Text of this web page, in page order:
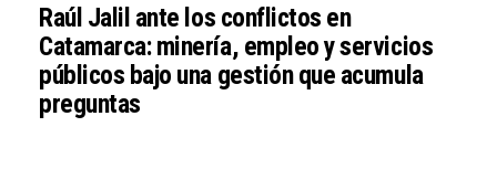
Raúl Jalil ante los conflictos en
Catamarca: minería, empleo y servicios
públicos bajo una gestión que acumula
preguntas